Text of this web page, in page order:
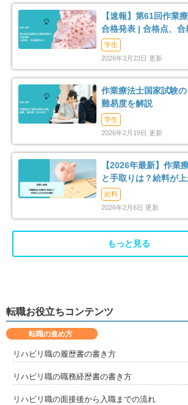
【速報】第61回作業
合格発表 | 合格点、
（2026年）
学生
2026年3月23日 更新
作業療法士国家試験
難易度を解説
学生
2026年2月19日 更新
【2026年最新】作業
と手取りは？給料が
消法まで解説
給料
2026年2月6日 更新
もっと見る
転職お役立ちコンテンツ
転職の進め方
リハビリ職の履歴書の書き方
リハビリ職の職務経歴書の書き方
リハビリ職の面接後から入職までの流れ